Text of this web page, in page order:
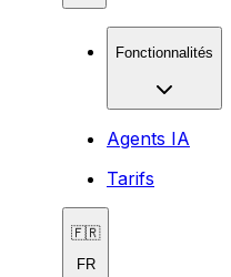
Fonctionnalités
Agents IA
Tarifs
🇫🇷
FR